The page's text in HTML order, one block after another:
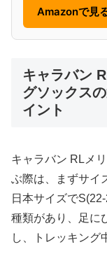
Amazonで見
キャラバン
グソックス
イント
キャラバン RLメ
ぶ際は、まずサイ
日本サイズで
種類があり、足に
し、トレッキング